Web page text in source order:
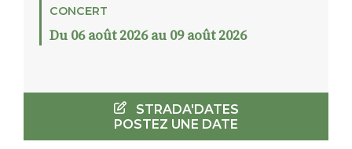
CONCERT
Du 06 août 2026 au 09 août 2026
STRADA'DATES
POSTEZ UNE DATE